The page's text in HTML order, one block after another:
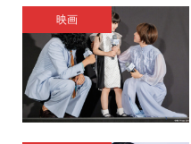
映画